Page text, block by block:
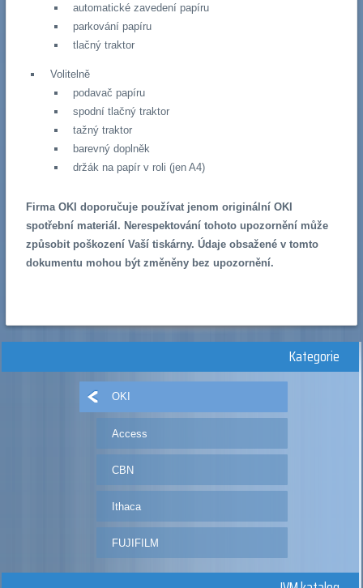
automatické zavedení papíru
parkování papíru
tlačný traktor
Volitelně
podavač papíru
spodní tlačný traktor
tažný traktor
barevný doplněk
držák na papír v roli (jen A4)
Firma OKI doporučuje používat jenom originální OKI
spotřební materiál. Nerespektování tohoto upozornění může
způsobit poškození Vaší tiskárny. Údaje obsažené v tomto
dokumentu mohou být změněny bez upozornění.
Kategorie
OKI
Access
CBN
Ithaca
FUJIFILM